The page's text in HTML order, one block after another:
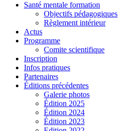
Santé mentale formation
Objectifs pédagogiques
Règlement intérieur
Actus
Programme
Comite scientifique
Inscription
Infos pratiques
Partenaires
Éditions précédentes
Galerie photos
Édition 2025
Édition 2024
Édition 2023